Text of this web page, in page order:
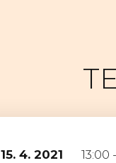
15. 4. 2021 13:00